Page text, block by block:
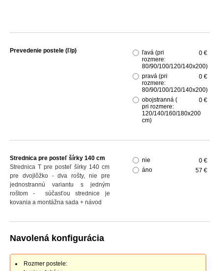
Prevedenie postele (ľ/p)
ľavá (pri
rozmere:
80/90/100/120/140x200)
0 €
pravá (pri
rozmere:
80/90/100/120/140x200)
0 €
obojstranná (
pri rozmere:
120/140/160/180x200
cm)
0 €
Strednica pre posteľ šírky 140 cm
Strednica T pre posteľ šírky 140 cm
pre dvojlôžko - dva rošty, nie pre
jednostrannú variantu s jedným
roštom - súčasťou strednice je
kovania a montážna sada + návod
nie
0 €
áno
57 €
Navolená konfigurácia
Rozmer postele: